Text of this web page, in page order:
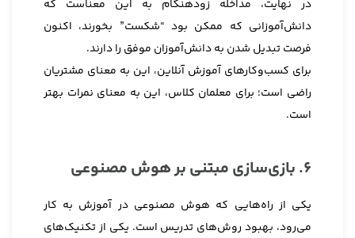
در نهایت، مداخله زودهنگام به این معناست که
دانش‌آموزانی که ممکن بود “شکست” بخورند، اکنون
فرصت تبدیل شدن به دانش‌آموزان موفق را دارند.
برای کسب‌وکارهای آموزش آنلاین، این به معنای مشتریان
راضی است؛ برای معلمان کلاس، این به معنای نمرات بهتر
است.
6. بازی‌سازی مبتنی بر هوش مصنوعی
یکی از راه‌هایی که هوش مصنوعی در آموزش به کار
می‌رود، بهبود روش‌های تدریس است. یکی از تکنیک‌های